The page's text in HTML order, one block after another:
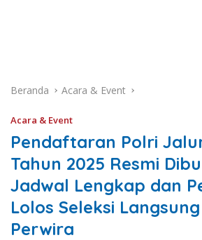
Beranda Acara & Event
Acara & Event
Pendaftaran Polri
Tahun 2025 Resmi
Jadwal Lengkap dan
Lolos Seleksi
Perwira